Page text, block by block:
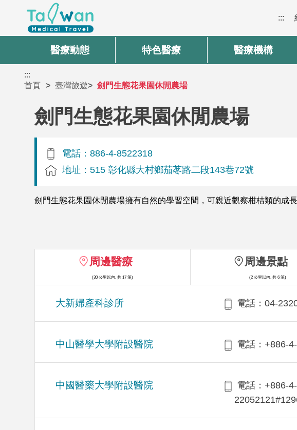
:::
醫療動態 特色醫療 醫療機構
:::
首頁
臺灣旅遊 劍門生態花果園休閒農場
劍門生態花果園休閒農場
電話：886-4-8522318
地址：515 彰化縣大村鄉茄苳路二段143巷72號
劍門生態花果園休閒農場擁有自然的學習空間，可親近觀察柑桔類的成
周邊醫療
(30 公里以內, 共 17 筆)
大新婦產科診所 電話：04-
中山醫學大學附設醫院 電話：+886-
中國醫藥大學附設醫院
電話：+886-4-
周邊景點
(2 公里以內, 共 6 筆)